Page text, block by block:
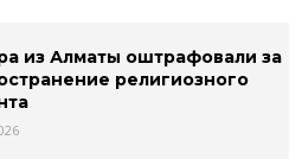
из Алматы оштрафовали за
религиозного